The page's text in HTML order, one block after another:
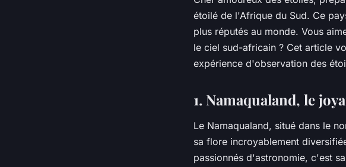
étoilé de l'Afrique du Sud. Ce
plus réputés au monde. Vous
le ciel sud-africain ? Cet article
expérience d'observation des
1. Namaqualand, le
Le Namaqualand, situé dans le
sa flore incroyablement
passionnés d'astronomie, c'est